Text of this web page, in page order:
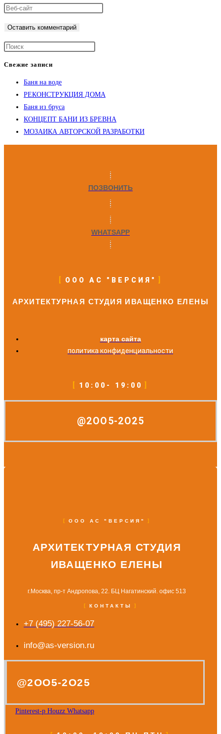
Свежие записи
Баня на воде
РЕКОНСТРУКЦИЯ ДОМА
Баня из бруса
КОНЦЕПТ БАНИ ИЗ БРЕВНА
МОЗАИКА АВТОРСКОЙ РАЗРАБОТКИ
ПОЗВОНИТЬ
WHATSAPP
ООО АС "ВЕРСИЯ"
АРХИТЕКТУРНАЯ СТУДИЯ ИВАЩЕНКО ЕЛЕНЫ
карта сайта
политика конфиденциальности
10:00- 19:00
@2OO5-2O25
ООО АС "ВЕРСИЯ"
АРХИТЕКТУРНАЯ СТУДИЯ
ИВАЩЕНКО ЕЛЕНЫ
г.Москва, пр-т Андропова, 22. БЦ Нагатинский. офис 513
КОНТАКТЫ
+7 (495) 227-56-07
info@as-version.ru
@2OO5-2O25
Pinterest-p Houzz Whatsapp